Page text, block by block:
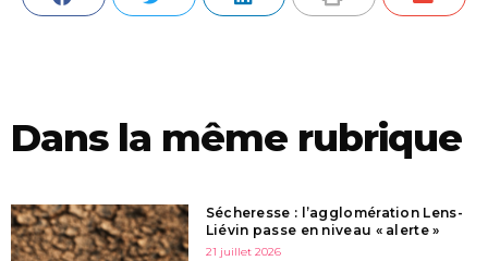
Dans la même rubrique
Sécheresse : l’agglomération Lens-
Liévin passe en niveau « alerte »
21 juillet 2026